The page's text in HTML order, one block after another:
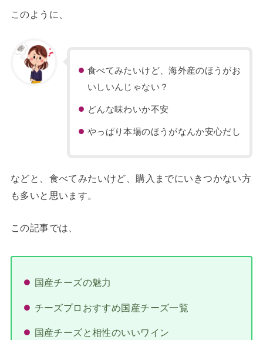
このように、
食べてみたいけど、海外産のほうがお
いしいんじゃない？
どんな味わいか不安
やっぱり本場のほうがなんか安心だし
などと、食べてみたいけど、購入までにいきつかない方
も多いと思います。
この記事では、
国産チーズの魅力
チーズプロおすすめ国産チーズ一覧
国産チーズと相性のいいワイン